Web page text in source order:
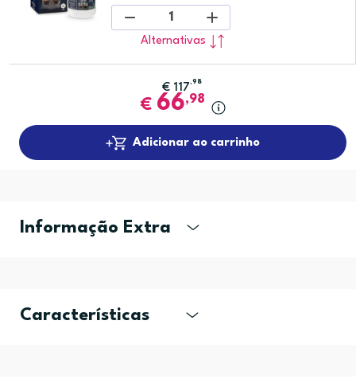
1
Alternativas
€ 117,98
€ 66,98
Adicionar ao carrinho
Informação Extra
Características